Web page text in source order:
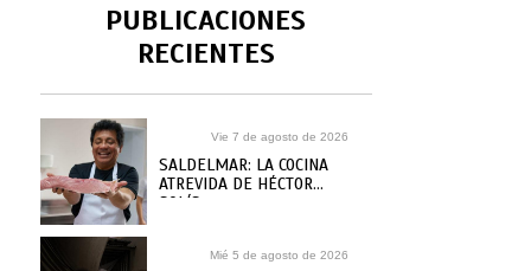
PUBLICACIONES
RECIENTES
Vie 7 de agosto de 2026
SALDELMAR: LA COCINA
ATREVIDA DE HÉCTOR
SOLÍS
Mié 5 de agosto de 2026